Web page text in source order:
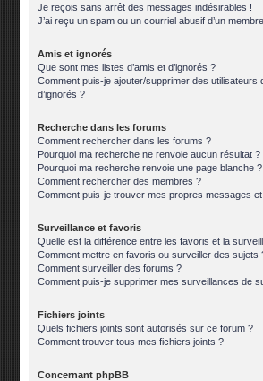
Je reçois sans arrêt des messages indésirables !
J’ai reçu un spam ou un courriel abusif d’un
Amis et ignorés
Que sont mes listes d’amis et d’ignorés ?
Comment puis-je ajouter/supprimer des utilisateurs
d’ignorés ?
Recherche dans les forums
Comment rechercher dans les forums ?
Pourquoi ma recherche ne renvoie aucun résultat ?
Pourquoi ma recherche renvoie une page blanche ?!
Comment rechercher des membres ?
Comment puis-je trouver mes propres messages
Surveillance et favoris
Quelle est la différence entre les favoris et la
Comment mettre en favoris ou surveiller des sujets
Comment surveiller des forums ?
Comment puis-je supprimer mes surveillances de
Fichiers joints
Quels fichiers joints sont autorisés sur ce forum ?
Comment trouver tous mes fichiers joints ?
Concernant phpBB